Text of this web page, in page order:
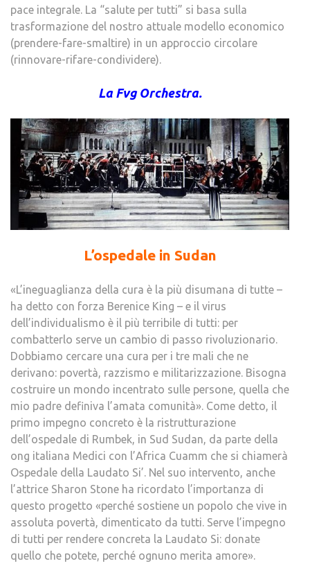
pace integrale. La “salute per tutti” si basa sulla
trasformazione del nostro attuale modello economico
(prendere-fare-smaltire) in un approccio circolare
(rinnovare-rifare-condividere).
La Fvg Orchestra.
L’ospedale in Sudan
«L’ineguaglianza della cura è la più disumana di tutte –
ha detto con forza Berenice King – e il virus
dell’individualismo è il più terribile di tutti: per
combatterlo serve un cambio di passo rivoluzionario.
Dobbiamo cercare una cura per i tre mali che ne
derivano: povertà, razzismo e militarizzazione. Bisogna
costruire un mondo incentrato sulle persone, quella che
mio padre definiva l’amata comunità». Come detto, il
primo impegno concreto è la ristrutturazione
dell’ospedale di Rumbek, in Sud Sudan, da parte della
ong italiana Medici con l’Africa Cuamm che si chiamerà
Ospedale della Laudato Si’. Nel suo intervento, anche
l’attrice Sharon Stone ha ricordato l’importanza di
questo progetto «perché sostiene un popolo che vive in
assoluta povertà, dimenticato da tutti. Serve l’impegno
di tutti per rendere concreta la Laudato Si: donate
quello che potete, perché ognuno merita amore».